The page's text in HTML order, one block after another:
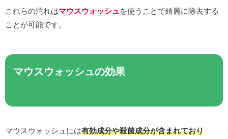
これらの汚れはマウスウォッシュを使うことで綺麗に除去する
ことが可能です。
マウスウォッシュの効果
マウスウォッシュには有効成分や殺菌成分が含まれており